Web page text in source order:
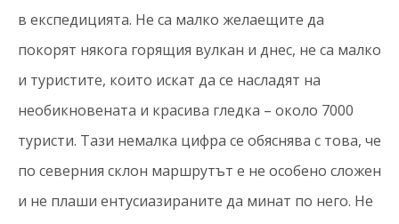
в експедицията. Не са малко желаещите да
покорят някога горящия вулкан и днес, не са малко
и туристите, които искат да се насладят на
необикновената и красива гледка – около 7000
туристи. Тази немалка цифра се обяснява с това, че
по северния склон маршрутът е не особено сложен
и не плаши ентусиазираните да минат по него. Не